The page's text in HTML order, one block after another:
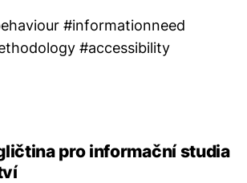
#informationneed
#accessibility
pro informační studia